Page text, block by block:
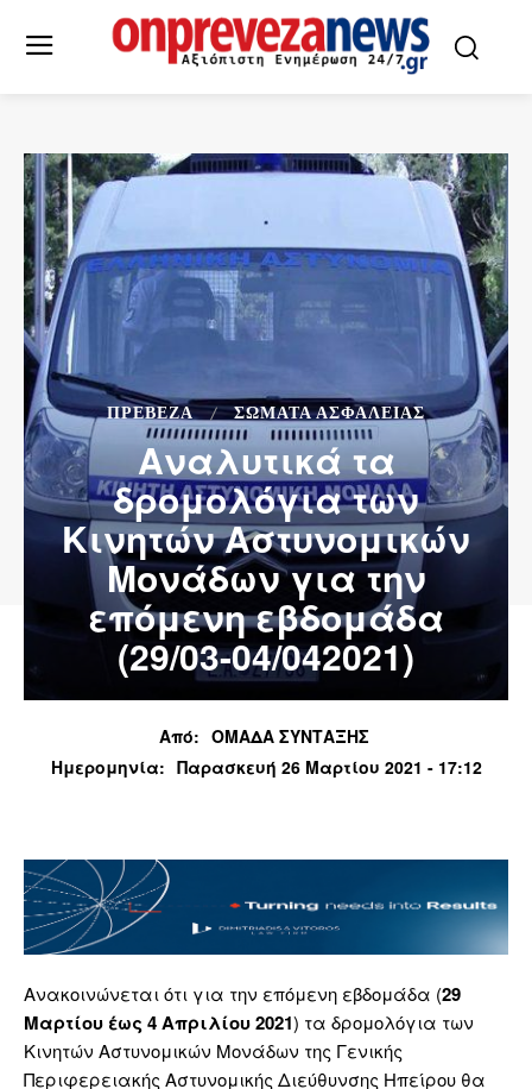
ΠΡΕΒΕΖΑ ΣΩΜΑΤΑ ΑΣΦΑΛΕΙΑΣ
Αναλυτικά τα
δρομολόγια των
Κινητών Αστυνομικών
Μονάδων για την
επόμενη εβδομάδα
(29/03-04/042021)
Από: ΟΜΑΔΑ ΣΥΝΤΑΞΗΣ
Ημερομηνία: Παρασκευή 26 Μαρτίου 2021 - 17:12
Ανακοινώνεται ότι για την επόμενη εβδομάδα (29
Μαρτίου έως 4 Απριλίου 2021) τα δρομολόγια των
Κινητών Αστυνομικών Μονάδων της Γενικής
Περιφερειακής Αστυνομικής Διεύθυνσης Ηπείρου θα